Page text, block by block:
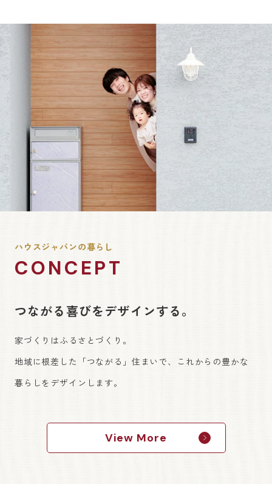
ハウスジャパンの暮らし
CONCEPT
つながる喜びをデザインする。
家づくりはふるさとづくり。
地域に根差した「つながる」住まいで、これからの豊かな
暮らしをデザインします。
View More